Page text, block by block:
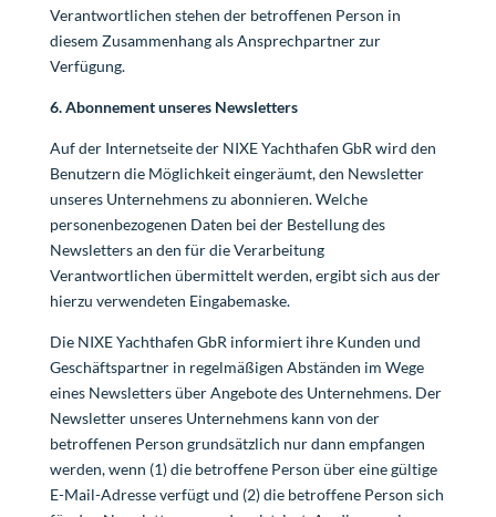
Verantwortlichen stehen der betroffenen Person in
diesem Zusammenhang als Ansprechpartner zur
Verfügung.
6. Abonnement unseres Newsletters
Auf der Internetseite der NIXE Yachthafen GbR wird den
Benutzern die Möglichkeit eingeräumt, den Newsletter
unseres Unternehmens zu abonnieren. Welche
personenbezogenen Daten bei der Bestellung des
Newsletters an den für die Verarbeitung
Verantwortlichen übermittelt werden, ergibt sich aus der
hierzu verwendeten Eingabemaske.
Die NIXE Yachthafen GbR informiert ihre Kunden und
Geschäftspartner in regelmäßigen Abständen im Wege
eines Newsletters über Angebote des Unternehmens. Der
Newsletter unseres Unternehmens kann von der
betroffenen Person grundsätzlich nur dann empfangen
werden, wenn (1) die betroffene Person über eine gültige
E-Mail-Adresse verfügt und (2) die betroffene Person sich